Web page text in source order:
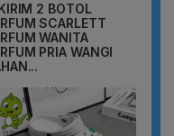
2 BOTOL
SCARLETT
WANITA
PRIA WANGI